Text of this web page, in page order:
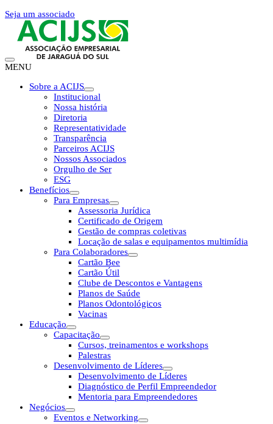
Seja um associado
MENU
Sobre a ACIJS
Institucional
Nossa história
Diretoria
Representatividade
Transparência
Parceiros ACIJS
Nossos Associados
Orgulho de Ser
ESG
Benefícios
Para Empresas
Assessoria Jurídica
Certificado de Origem
Gestão de compras coletivas
Locação de salas e equipamentos multimídia
Para Colaboradores
Cartão Bee
Cartão Útil
Clube de Descontos e Vantagens
Planos de Saúde
Planos Odontológicos
Vacinas
Educação
Capacitação
Cursos, treinamentos e workshops
Palestras
Desenvolvimento de Líderes
Desenvolvimento de Líderes
Diagnóstico de Perfil Empreendedor
Mentoria para Empreendedores
Negócios
Eventos e Networking